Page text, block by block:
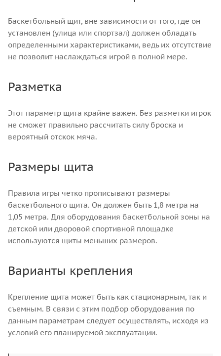
Баскетбольный щит, вне зависимости от того, где он
установлен (улица или спортзал) должен обладать
определенными характеристиками, ведь их отсутствие
не позволит наслаждаться игрой в полной мере.
Разметка
Этот параметр щита крайне важен. Без разметки игрок
не сможет правильно рассчитать силу броска и
вероятный отскок мяча.
Размеры щита
Правила игры четко прописывают размеры
баскетбольного щита. Он должен быть 1,8 метра на
1,05 метра. Для оборудования баскетбольной зоны на
детской или дворовой спортивной площадке
используются щиты меньших размеров.
Варианты крепления
Крепление щита может быть как стационарным, так и
съемным. В связи с этим подбор оборудования по
данным параметрам следует осуществлять, исходя из
условий его планируемой эксплуатации.